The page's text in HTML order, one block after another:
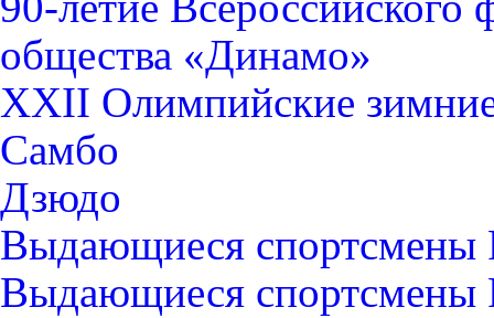
общества «Динамо»
XXII Олимпийские
Самбо
Дзюдо
Выдающиеся спортсмены
Выдающиеся спортсмены